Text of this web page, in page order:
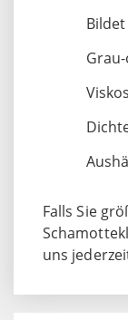
Falls Sie
uns